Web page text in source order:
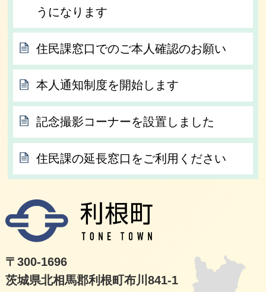
うになります
住民課窓口でのご本人確認のお願い
本人通知制度を開始します
記念撮影コーナーを設置しました
住民課の延長窓口をご利用ください
〒300-1696
茨城県北相馬郡利根町布川841-1